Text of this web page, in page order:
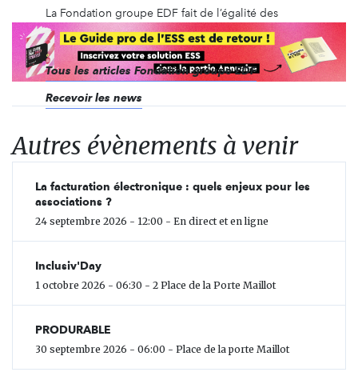
La Fondation groupe EDF fait de l’égalité des
chances la priorité de son action, avec son mandat
: Eclairons les avenirs (2024-2028).
Tous les articles Fondation groupe EDF
Recevoir les news
Autres évènements à venir
La facturation électronique : quels enjeux pour les
associations ?
24 septembre 2026 - 12:00 - En direct et en ligne
Inclusiv'Day
1 octobre 2026 - 06:30 - 2 Place de la Porte Maillot
PRODURABLE
30 septembre 2026 - 06:00 - Place de la porte Maillot